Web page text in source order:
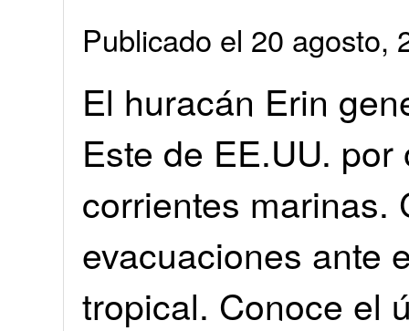
Publicado el 20 agosto,
El huracán Erin
Este de EE.UU.
corrientes marinas.
evacuaciones ante
tropical. Conoce el